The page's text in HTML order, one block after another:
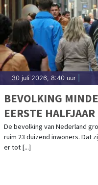
30 juli 2026, 8:40 uur
BEVOLKING
EERSTE
De bevolking van Nederland
ruim 23 duizend inwoners. Dat
er tot [...]